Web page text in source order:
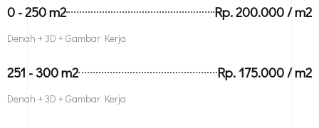
0 - 250 m2 Rp. 200.000 / m2
Denah + 3D + Gambar Kerja
251 - 300 m2 Rp. 175.000 / m2
Denah + 3D + Gambar Kerja